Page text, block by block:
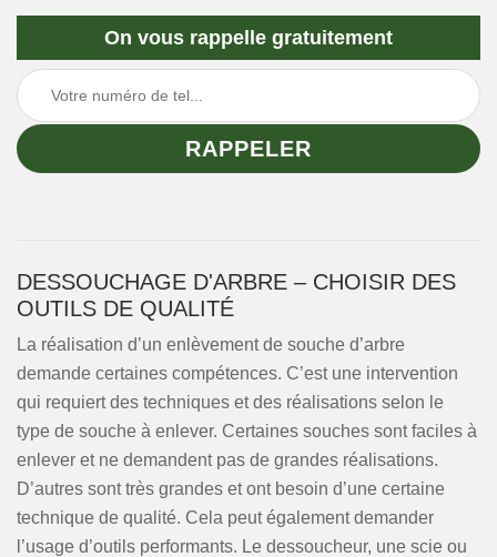
On vous rappelle gratuitement
DESSOUCHAGE D'ARBRE – CHOISIR DES
OUTILS DE QUALITÉ
La réalisation d’un enlèvement de souche d’arbre
demande certaines compétences. C’est une intervention
qui requiert des techniques et des réalisations selon le
type de souche à enlever. Certaines souches sont faciles à
enlever et ne demandent pas de grandes réalisations.
D’autres sont très grandes et ont besoin d’une certaine
technique de qualité. Cela peut également demander
l’usage d’outils performants. Le dessoucheur, une scie ou